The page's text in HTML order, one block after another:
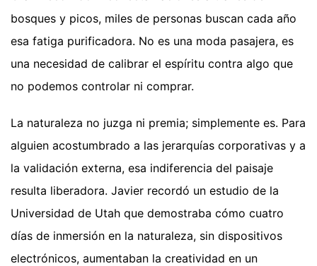
bosques y picos, miles de personas buscan cada año
esa fatiga purificadora. No es una moda pasajera, es
una necesidad de calibrar el espíritu contra algo que
no podemos controlar ni comprar.
La naturaleza no juzga ni premia; simplemente es. Para
alguien acostumbrado a las jerarquías corporativas y a
la validación externa, esa indiferencia del paisaje
resulta liberadora. Javier recordó un estudio de la
Universidad de Utah que demostraba cómo cuatro
días de inmersión en la naturaleza, sin dispositivos
electrónicos, aumentaban la creatividad en un